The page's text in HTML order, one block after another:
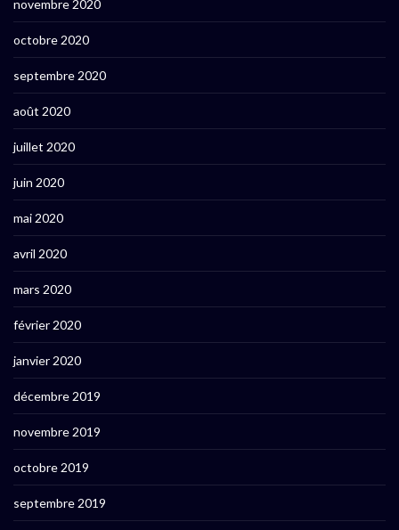
novembre 2020
octobre 2020
septembre 2020
août 2020
juillet 2020
juin 2020
mai 2020
avril 2020
mars 2020
février 2020
janvier 2020
décembre 2019
novembre 2019
octobre 2019
septembre 2019